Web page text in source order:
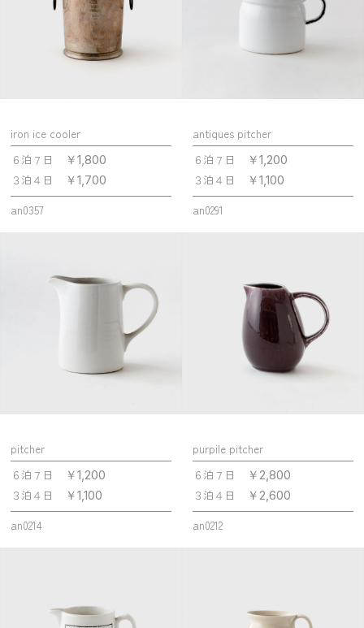
iron ice cooler
６泊７日
￥1,800
３泊４日 ￥1,700
an0357
antiques pitcher
６泊７日
￥1,200
３泊４日 ￥1,100
an0291
pitcher
６泊７日
￥1,200
３泊４日 ￥1,100
an0214
purpile pitcher
６泊７日
￥2,800
３泊４日 ￥2,600
an0212